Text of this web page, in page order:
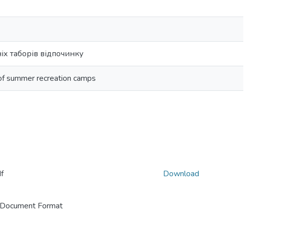
таборів відпочинку
summer recreation camps
Format
Download